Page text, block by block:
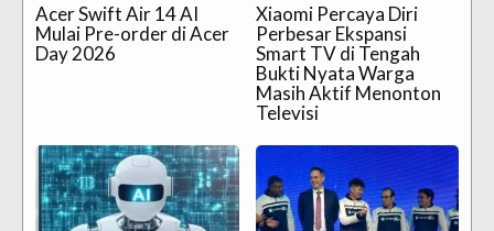
Acer Swift Air 14 AI
Mulai Pre-order di Acer
Day 2026
Xiaomi Percaya Diri
Perbesar Ekspansi
Smart TV di Tengah
Bukti Nyata Warga
Masih Aktif Menonton
Televisi